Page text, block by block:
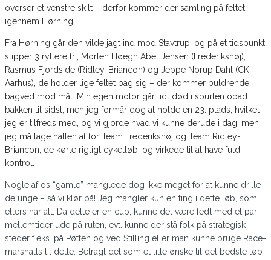
overser et venstre skilt – derfor kommer der samling på feltet
igennem Hørning.
Fra Hørning går den vilde jagt ind mod Stavtrup, og på et tidspunkt
slipper 3 ryttere fri, Morten Høegh Abel Jensen (Frederikshøj),
Rasmus Fjordside (Ridley-Briancon) og Jeppe Norup Dahl (CK
Aarhus), de holder lige feltet bag sig – der kommer buldrende
bagved mod mål. Min egen motor går lidt død i spurten opad
bakken til sidst, men jeg formår dog at holde en 23. plads, hvilket
jeg er tilfreds med, og vi gjorde hvad vi kunne derude i dag, men
jeg må tage hatten af for Team Frederikshøj og Team Ridley-
Briancon, de kørte rigtigt cykelløb, og virkede til at have fuld
kontrol.
Nogle af os “gamle” manglede dog ikke meget for at kunne drille
de unge – så vi klør på! Jeg mangler kun en ting i dette løb, som
ellers har alt. Da dette er en cup, kunne det være fedt med et par
mellemtider ude på ruten, evt. kunne der stå folk på strategisk
steder f.eks. på Pøtten og ved Stilling eller man kunne bruge Race-
marshalls til dette. Betragt det som et lille ønske til det bedste løb